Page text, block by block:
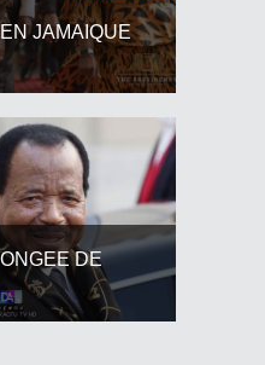
JAMAIQUE
DE